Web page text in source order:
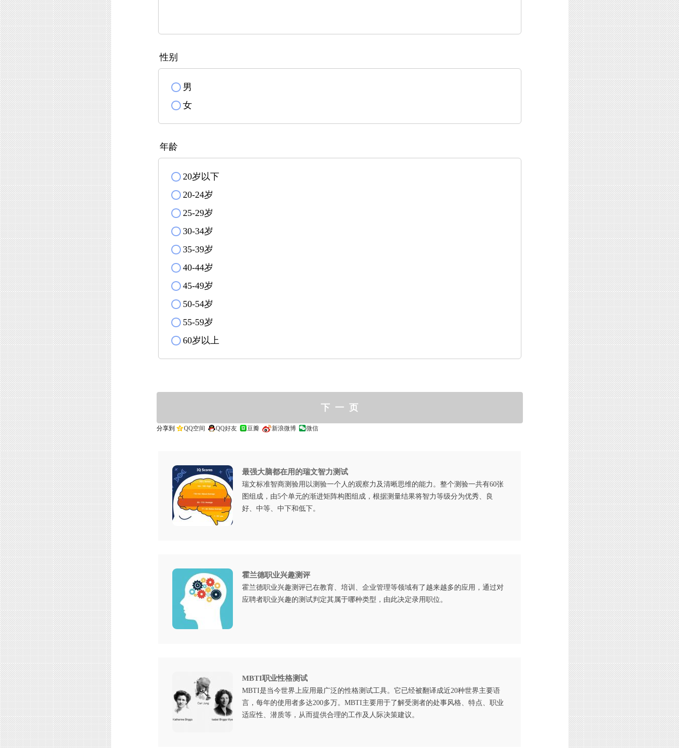
性别
✓ 男
✓ 女
年龄
✓ 20岁以下
✓ 20-24岁
✓ 25-29岁
✓ 30-34岁
✓ 35-39岁
✓ 40-44岁
✓ 45-49岁
✓ 50-54岁
✓ 55-59岁
✓ 60岁以上
分享到 QQ空间 QQ好友 豆瓣 新浪微博 微信
最强大脑都在用的瑞文智力测试
瑞文标准智商测验用以测验一个人的观察力及清晰思维的能力。整个测验一共有60张
图组成，由5个单元的渐进矩阵构图组成，根据测量结果将智力等级分为优秀、良
好、中等、中下和低下。
霍兰德职业兴趣测评
霍兰德职业兴趣测评已在教育、培训、企业管理等领域有了越来越多的应用，通过对
应聘者职业兴趣的测试判定其属于哪种类型，由此决定录用职位。
MBTI职业性格测试
MBTI是当今世界上应用最广泛的性格测试工具。它已经被翻译成近20种世界主要语
言，每年的使用者多达200多万。MBTI主要用于了解受测者的处事风格、特点、职业
适应性、潜质等，从而提供合理的工作及人际决策建议。